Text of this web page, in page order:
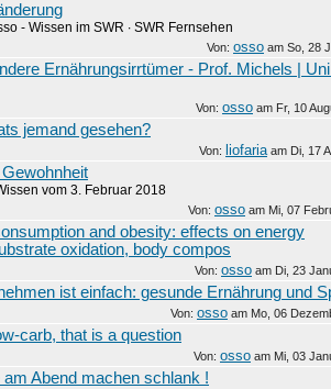
- Wissen im SWR ∙ SWR Fernsehen
Von: osso am So, 28
Ernährungsirrtümer - Prof. Michels |
Von: osso am Fr, 10
jemand gesehen?
Von: liofaria am Di, 17
vom 3. Februar 2018
Von: osso am Mi, 07
and obesity: effects on energy
oxidation, body compos
Von: osso am Di, 23
ist einfach: gesunde Ernährung und
Von: osso am Mo, 06
carb, that is a question
Von: osso am Mi, 03
am Abend machen schlank !